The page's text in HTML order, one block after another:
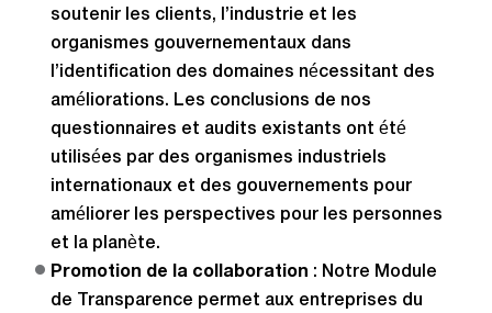
soutenir les clients, l’industrie et les
organismes gouvernementaux dans
l’identification des domaines nécessitant des
améliorations. Les conclusions de nos
questionnaires et audits existants ont été
utilisées par des organismes industriels
internationaux et des gouvernements pour
améliorer les perspectives pour les personnes
et la planète.
Promotion de la collaboration : Notre Module
de Transparence permet aux entreprises du